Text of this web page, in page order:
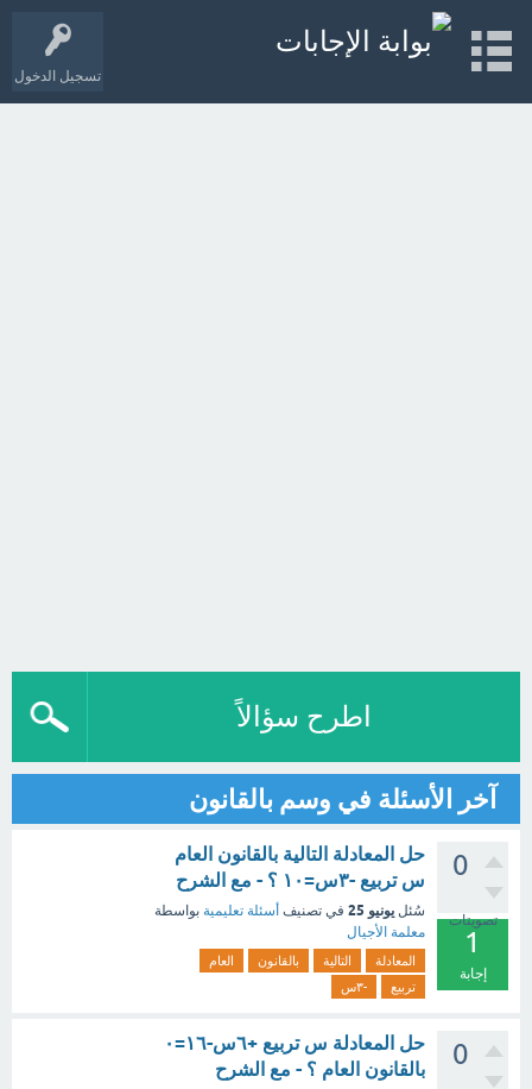
تسجيل الدخول
اطرح سؤالاً
آخر الأسئلة في وسم بالقانون
0
تصويتات
1
إجابة
حل المعادلة التالية بالقانون العام
س تربيع -٣س=١٠ ؟ - مع الشرح
سُئل يونيو 25 في تصنيف أسئلة تعليمية بواسطة
معلمة الأجيال
المعادلة التالية بالقانون
العام
تربيع
-٣س
0
حل المعادلة س تربيع +٦س-١٦=٠
بالقانون العام ؟ - مع الشرح